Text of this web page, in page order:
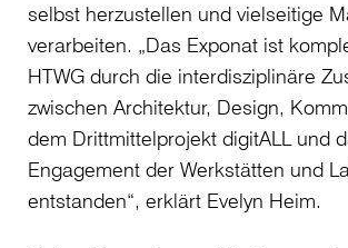
selbst herzustellen und vielseitige
verarbeiten. „Das Exponat ist
HTWG durch die interdisziplinäre
zwischen Architektur, Design,
dem Drittmittelprojekt digitALL und
Engagement der Werkstätten und
entstanden“, erklärt Evelyn Heim.